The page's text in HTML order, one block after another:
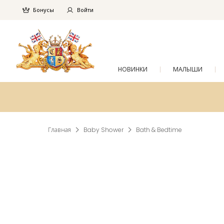
Бонусы Войти
НОВИНКИ МАЛЫШИ
Главная Baby Shower Bath & Bedtime